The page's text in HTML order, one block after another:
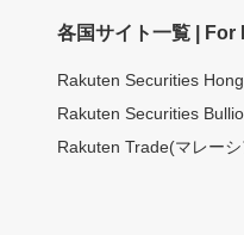
各国サイト一覧 | For
Rakuten Securities
Rakuten Securities
Rakuten Trade(マレーシ